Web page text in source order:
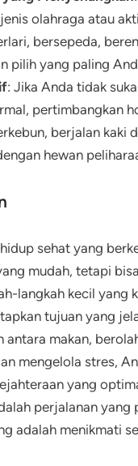
olahraga atau
bersepeda,
pilih yang paling
: Jika Anda tidak
pertimbangkan
berjalan kaki
hewan
sehat yang
mudah, tetapi
langkah kecil yang
tujuan yang
antara makan,
mengelola stres,
yang
perjalanan yang
adalah menikmati